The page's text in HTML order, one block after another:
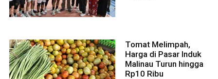
Tomat Melimpah,
Harga di Pasar Induk
Malinau Turun hingga
Rp10 Ribu